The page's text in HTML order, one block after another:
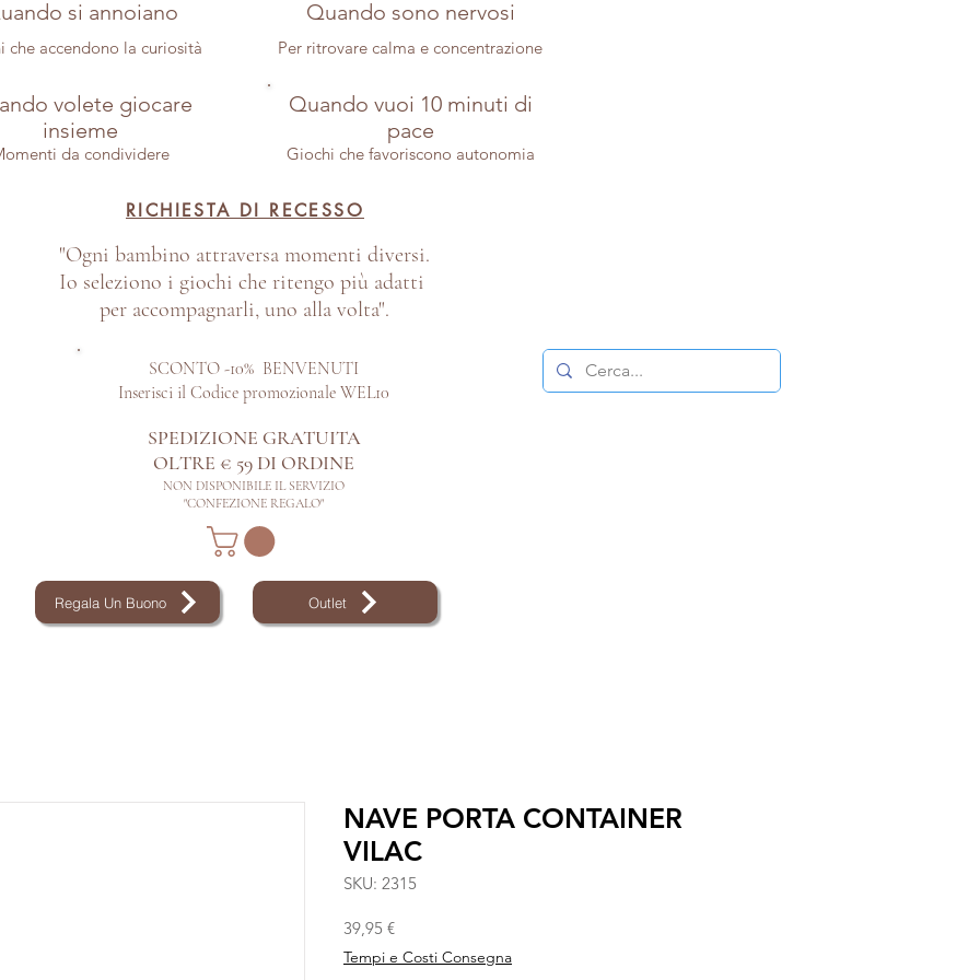
si annoiano
che accendono la curiosità
volete giocare
insieme
da condividere
Quando sono nervosi
Per ritrovare calma e concentrazione
Quando vuoi 10 minuti di
pace
Giochi che favoriscono autonomia
RICHIESTA DI RECESSO
"Ogni bambino attraversa momenti diversi.
Io seleziono i giochi che ritengo più adatti
per accompagnarli, uno alla volta".
SCONTO -10% BENVENUTI
Inserisci il Codice promozionale WEL10
SPEDIZIONE GRATUITA
OLTRE € 59 DI ORDINE​
NON DISPONIBILE IL SERVIZIO
"CONFEZIONE REGALO"
Regala Un Buono Outlet
NAVE PORTA CONTAINER
VILAC
SKU: 2315
39,95 €Prezzo
Tempi e Costi Consegna